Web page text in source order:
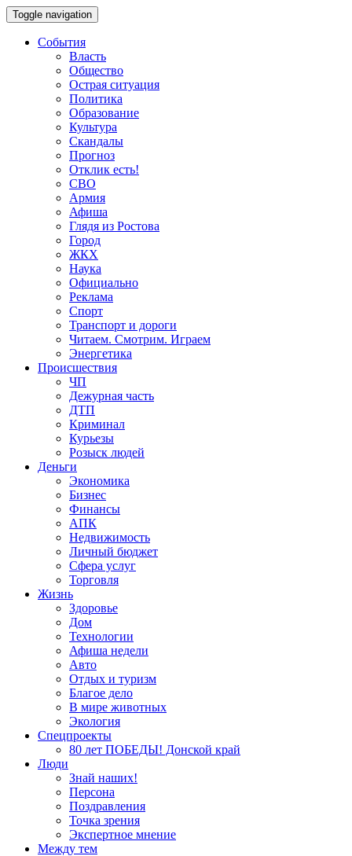
Toggle navigation
События
Власть
Общество
Острая ситуация
Политика
Образование
Культура
Скандалы
Прогноз
Отклик есть!
СВО
Армия
Афиша
Глядя из Ростова
Город
ЖКХ
Наука
Официально
Реклама
Спорт
Транспорт и дороги
Читаем. Смотрим. Играем
Энергетика
Происшествия
ЧП
Дежурная часть
ДТП
Криминал
Курьезы
Розыск людей
Деньги
Экономика
Бизнес
Финансы
АПК
Недвижимость
Личный бюджет
Сфера услуг
Торговля
Жизнь
Здоровье
Дом
Технологии
Афиша недели
Авто
Отдых и туризм
Благое дело
В мире животных
Экология
Спецпроекты
80 лет ПОБЕДЫ! Донской край
Люди
Знай наших!
Персона
Поздравления
Точка зрения
Экспертное мнение
Между тем